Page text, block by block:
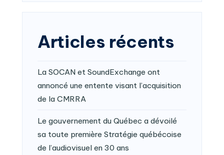
Articles récents
La SOCAN et SoundExchange ont
annoncé une entente visant l’acquisition
de la CMRRA
Le gouvernement du Québec a dévoilé
sa toute première Stratégie québécoise
de l’audiovisuel en 30 ans